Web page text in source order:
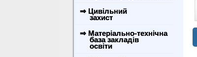
⇒ Цивільний
захист
⇒ Матеріально-технічна
база закладів
освіти